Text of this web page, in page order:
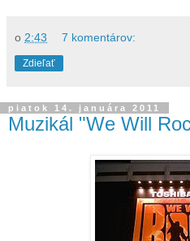
o 2:43 7 komentárov:
Zdieľať
piatok 14. januára 2011
Muzikál "We Will